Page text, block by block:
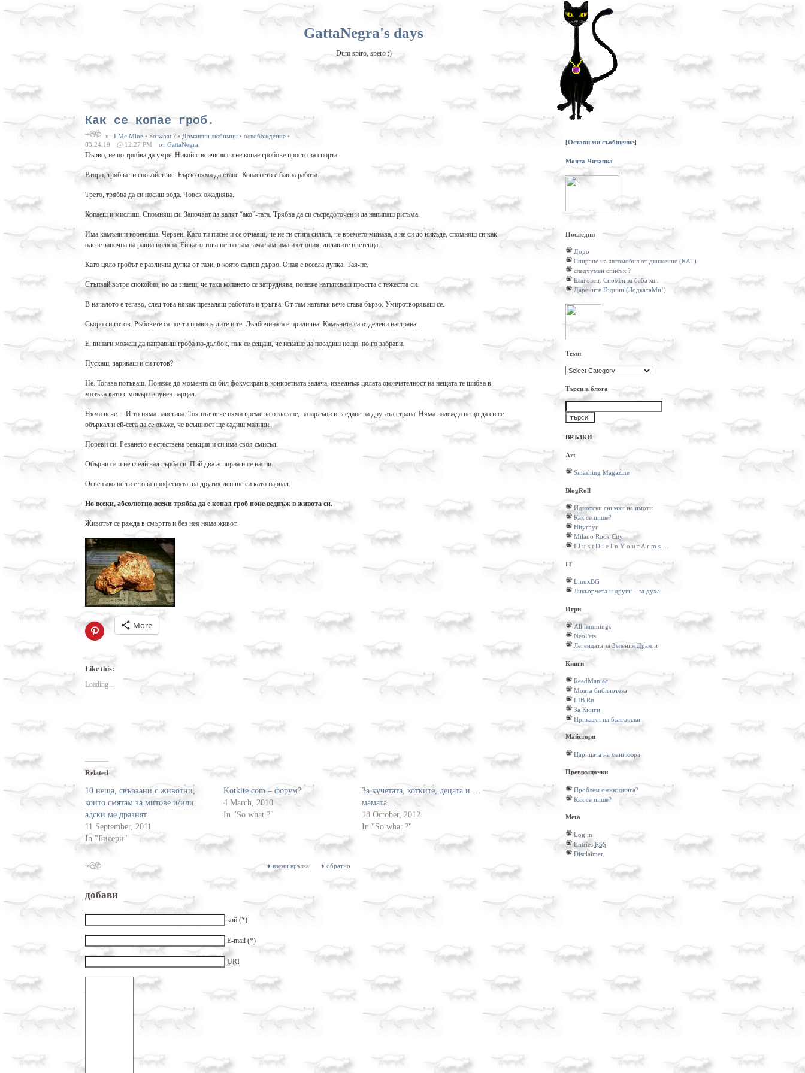
GattaNegra's days
Dum spiro, spero ;)
Как се копае гроб.
в : I Me Mine• So what ?• Домашни любимци• освобождение•
03.24.19
@ 12:27 PM от GattaNegra
Първо, нещо трябва да умре. Никой с всичкия си не копае гробове просто за спорта.
Второ, трябва ти спокойствие. Бързо няма да стане. Копаенето е бавна работа.
Трето, трябва да си носиш вода. Човек ожаднява.
Копаеш и мислиш. Спомняш си. Започват да валят “ако”-тата. Трябва да си съсредоточен и да напипаш ритъма.
Има камъни и коренища. Червеи. Като ти писне и се отчаяш, че не ти стига силата, че времето минава, а не си до никъде, спомняш си как
одеве започна на равна поляна. Ей като това петно там, ама там има и от ония, лилавите цветенца.
Като цяло гробът е различна дупка от тази, в която садиш дърво. Оная е весела дупка. Тая-не.
Стъпвай вътре спокойно, но да знаеш, че така копането се затруднява, понеже натъпкваш пръстта с тежестта си.
В началото е тегаво, след това някак преваляш работата и тръгва. От там нататък вече става бързо. Умиротворяваш се.
Скоро си готов. Ръбовете са почти прави ъглите и те. Дълбочината е прилична. Камъните са отделени настрана.
Е, винаги можеш да направиш гроба по-дълбок, пък се сещаш, че искаше да посадиш нещо, но го забрави.
Пускаш, зариваш и си готов?
Не. Тогава потъваш. Понеже до момента си бил фокусиран в конкретната задача, изведнъж цялата окончателност на нещата те шибва в
мозъка като с мокър сапунен парцал.
Няма вече… И то няма наистина. Тоя път вече няма време за отлагане, пазарлъци и гледане на другата страна. Няма надежда нещо да си се
объркал и ей-сега да се окаже, че всъщност ще садиш малини.
Пореви си. Реването е естествена реакция и си има своя смисъл.
Обърни се и не гледй зад гърба си. Пий два аспирна и се наспи.
Освен ако не ти е това професията, на друтия ден ще си като парцал.
Но всеки, абсолютно всеки трябва да е копал гроб поне веднъж в живота си.
Животът се ражда в смъртта и без нея няма живот.
Click
to
Pinterest
(Opens
new
window)
More
Like this:
Loading...
Related
10 неща, свързани с животни,
които смятам за митове и/или
адски ме дразнят.
11 September, 2011
In "Бисери"
Kotkite.com – форум?
4 March, 2010
In "So what ?"
За кучетата, котките, децата и …
мамата…
18 October, 2012
In "So what ?"
♦ вземи връзка ♦ обратно
добави
кой (*)
E-mail (*)
URI
[Остави ми съобщение]
Моята Читанка
Последни
Додо
Спиране на автомобил от движение (КАТ)
следчумен списък ?
Благовец. Спомен за баба ми.
Дарените Години (ЛодкатаМи!)
Теми
Теми
Търси в блога
ВРЪЗКИ
Art
Smashing Magazine
BlogRoll
Идиотски снимки на имоти
Как се пише?
Hityr5yr
Milano Rock City
I J u s t D i e I n Y o u r A r m s …
IT
LinuxBG
Ликьорчета и други – за духа.
Игри
All lemmings
NeoPets
Легендата за Зеления Дракон
Книги
ReadManiac
Моята библиотека
LIB.Ru
За Книги
Приказки на български
Майстори
Царицата на маникюра
Превръщачки
Проблем с енкодинга?
Как се пише?
Meta
Log in
Entries RSS
Disclaimer